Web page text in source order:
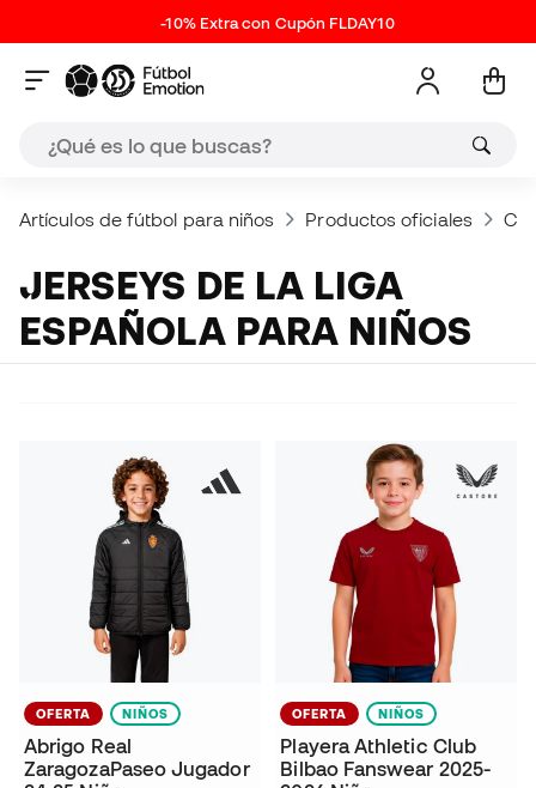
-10% Extra con Cupón FLDAY10
Artículos de fútbol para niños Productos oficiales
JERSEYS DE LA LIGA
ESPAÑOLA PARA NIÑOS
OFERTA NIÑOS
Abrigo Real
ZaragozaPaseo Jugador
OFERTA NIÑOS
Playera Athletic Club
Bilbao Fanswear 2025-